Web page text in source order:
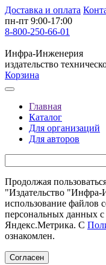
Доставка и оплата
пн-пт 9:00-17:00
8-800-250-66-01
Инфра-Инженерия
издательство
Корзина
Главная
Каталог
Для организаций
Для авторов
Продолжая
"Издательство "Инфра-
использование файлов
персональных данных
Яндекс.Метрика. С
ознакомлен.
Согласен